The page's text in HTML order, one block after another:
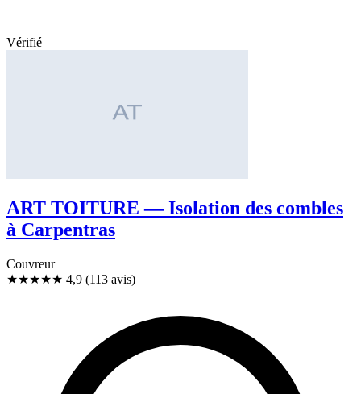
Vérifié
ART TOITURE — Isolation des combles
à Carpentras
Couvreur
★★★★★ 4,9 (113 avis)